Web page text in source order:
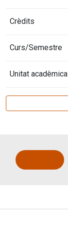
Crèdits
Curs/Semestre
Unitat acadèmica